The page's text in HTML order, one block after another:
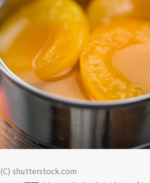
(C) shutterstock.com